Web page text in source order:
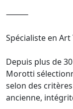
⸻
Spécialiste en
Depuis plus de
Morotti
selon des
ancienne,